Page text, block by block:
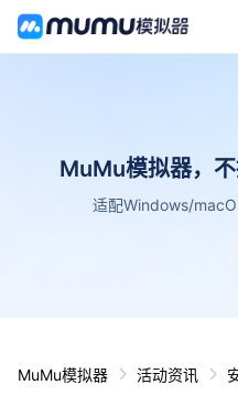
MuMu模拟器，不
适配Windows/
MuMu模拟器 活动资讯